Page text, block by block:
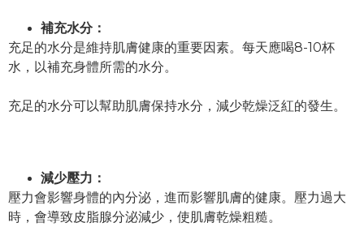
補充水分：
充足的水分是維持肌膚健康的重要因素。每天應喝8-10杯
水，以補充身體所需的水分。
充足的水分可以幫助肌膚保持水分，減少乾燥泛紅的發生。
減少壓力：
壓力會影響身體的內分泌，進而影響肌膚的健康。壓力過大
時，會導致皮脂腺分泌減少，使肌膚乾燥粗糙。